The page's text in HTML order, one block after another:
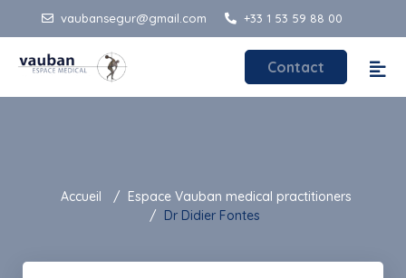
vaubansegur@gmail.com +33 1 53 59 88 00
Contact
Accueil
Espace Vauban medical practitioners
Dr Didier Fontes